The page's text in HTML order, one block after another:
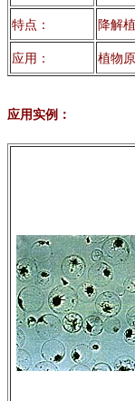
特点： 降解
应用： 植物
应用实例：